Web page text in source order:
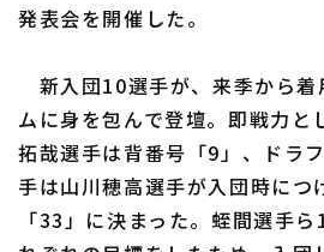
ファーム西地区
東北楽天ゴールデンイーグ
埼玉西武ライオンズ
千葉ロッテマリーンズ
オリックス・バファローズ
福岡ソフトバンクホークス
設定
発表会を開催した。
新入団10選手が、来季から着
ムに身を包んで登壇。即戦力と
拓哉選手は背番号「9」、ドラ
手は山川穂高選手が入団時につ
「33」に決まった。蛭間選手